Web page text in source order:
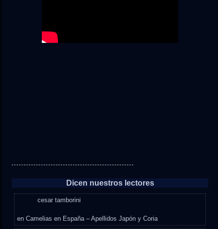
Dicen nuestros lectores
cesar tamborini
enCamelias en España – Apellidos Japón y Coria